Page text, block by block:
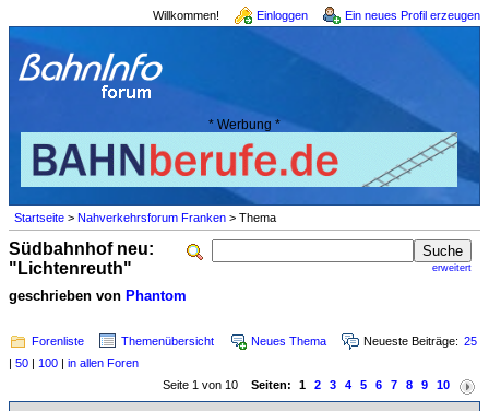
Willkommen! Einloggen Ein neues Profil erzeugen
* Werbung *
Startseite > Nahverkehrsforum Franken > Thema
erweitert
Südbahnhof neu:
"Lichtenreuth"
geschrieben von Phantom
Forenliste Themenübersicht Neues Thema Neueste Beiträge: 25
| 50 | 100 | in allen Foren
Seite 1 von 10 Seiten: 1 2 3 4 5 6 7 8 9 10